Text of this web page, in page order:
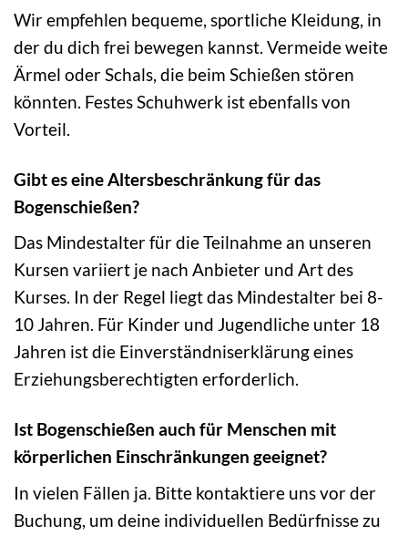
Wir empfehlen bequeme, sportliche Kleidung, in
der du dich frei bewegen kannst. Vermeide weite
Ärmel oder Schals, die beim Schießen stören
könnten. Festes Schuhwerk ist ebenfalls von
Vorteil.
Gibt es eine Altersbeschränkung für das
Bogenschießen?
Das Mindestalter für die Teilnahme an unseren
Kursen variiert je nach Anbieter und Art des
Kurses. In der Regel liegt das Mindestalter bei 8-
10 Jahren. Für Kinder und Jugendliche unter 18
Jahren ist die Einverständniserklärung eines
Erziehungsberechtigten erforderlich.
Ist Bogenschießen auch für Menschen mit
körperlichen Einschränkungen geeignet?
In vielen Fällen ja. Bitte kontaktiere uns vor der
Buchung, um deine individuellen Bedürfnisse zu